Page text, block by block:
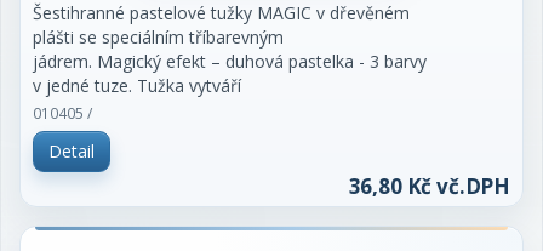
Šestihranné pastelové tužky MAGIC v dřevěném
plášti se speciálním tříbarevným
jádrem. Magický efekt – duhová pastelka - 3 barvy
v jedné tuze. Tužka vytváří
vícebarevnou stopu, která se mění natočením hrotu.
Jsou určeny pro školní, umělecké
nebo i pro speciální použití.
cena za 1 kus
010405 /
Detail
36,80 Kč vč.DPH